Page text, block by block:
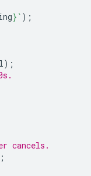
} ` );
);
cancels.